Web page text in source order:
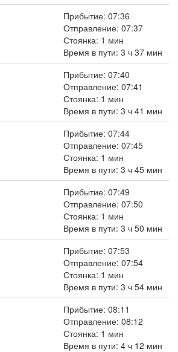
Прибытие: 07:36
Отправление: 07:37
Стоянка: 1 мин
Время в пути: 3 ч 37 мин
Прибытие: 07:40
Отправление: 07:41
Стоянка: 1 мин
Время в пути: 3 ч 41 мин
Прибытие: 07:44
Отправление: 07:45
Стоянка: 1 мин
Время в пути: 3 ч 45 мин
Прибытие: 07:49
Отправление: 07:50
Стоянка: 1 мин
Время в пути: 3 ч 50 мин
Прибытие: 07:53
Отправление: 07:54
Стоянка: 1 мин
Время в пути: 3 ч 54 мин
Прибытие: 08:11
Отправление: 08:12
Стоянка: 1 мин
Время в пути: 4 ч 12 мин